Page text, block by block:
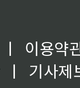
ㅣ
이용약
ㅣ
기사제